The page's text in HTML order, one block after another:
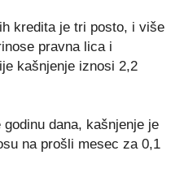
kredita je tri posto, i više
pravna lica i
kašnjenje iznosi 2,2
dana, kašnjenje je
na prošli mesec za 0,1